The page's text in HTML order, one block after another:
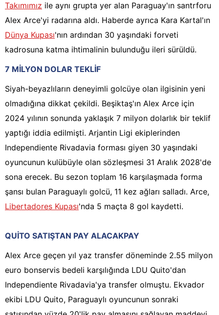
Takımımız ile aynı grupta yer alan Paraguay'ın santrforu
Alex Arce'yi radarına aldı. Haberde ayrıca Kara Kartal'ın
Dünya Kupası'nın ardından 30 yaşındaki forveti
kadrosuna katma ihtimalinin bulunduğu ileri sürüldü.
7 MİLYON DOLAR TEKLİF
Siyah-beyazlıların deneyimli golcüye olan ilgisinin yeni
olmadığına dikkat çekildi. Beşiktaş'ın Alex Arce için
2024 yılının sonunda yaklaşık 7 milyon dolarlık bir teklif
yaptığı iddia edilmişti. Arjantin Ligi ekiplerinden
Independiente Rivadavia forması giyen 30 yaşındaki
oyuncunun kulübüyle olan sözleşmesi 31 Aralık 2028'de
sona erecek. Bu sezon toplam 16 karşılaşmada forma
şansı bulan Paraguaylı golcü, 11 kez ağları salladı. Arce,
Libertadores Kupası'nda 5 maçta 8 gol kaydetti.
QUİTO SATIŞTAN PAY ALACAKPAY
Alex Arce geçen yıl yaz transfer döneminde 2.55 milyon
euro bonservis bedeli karşılığında LDU Quito'dan
Independiente Rivadavia'ya transfer olmuştu. Ekvador
ekibi LDU Quito, Paraguaylı oyuncunun sonraki